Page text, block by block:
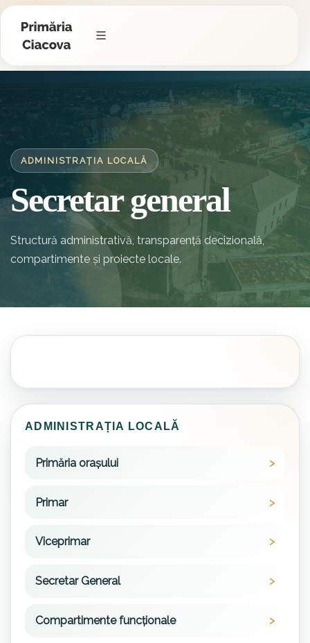
ADMINISTRAȚIA LOCALĂ
Secretar general
Structură administrativă, transparență decizională,
compartimente și proiecte locale.
ADMINISTRAȚIA LOCALĂ
Primăria orașului
Primar
Viceprimar
Secretar General
Compartimente funcționale